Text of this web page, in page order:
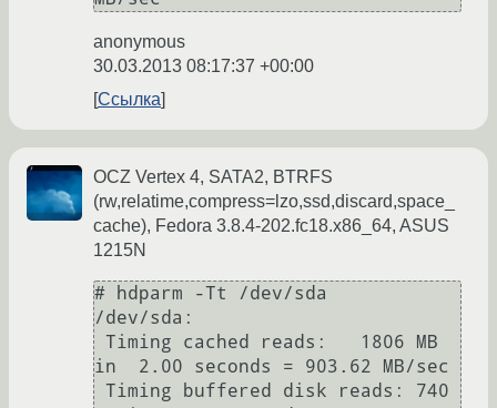
anonymous
30.03.2013 08:17:37 +00:00
Ссылка
OCZ Vertex 4, SATA2, BTRFS
(rw,relatime,compress=lzo,ssd,discard,space_
cache), Fedora 3.8.4-202.fc18.x86_64, ASUS
1215N
# hdparm -Tt /dev/sda
/dev/sda:
in  2.00 seconds = 903.62 MB/sec